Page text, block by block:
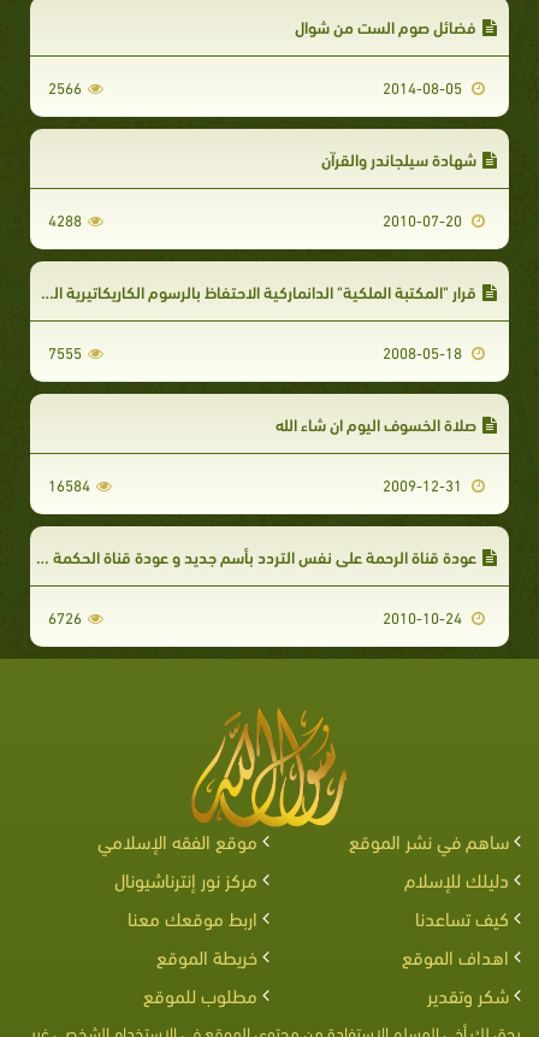
فضائل صوم الست من شوال
2566
شهادة سيلجاندر والقرآن
4288
قرار "المكتبة الملكية" الدانماركية الاحتفاظ بالرسوم الكاريكاتيرية المسيئة
7555
صلاة الخسوف اليوم ان شاء الله
16584
عودة قناة الرحمة على نفس التردد بأسم جديد و عودة قناة الحكمة و وصال
6726
ساهم في نشر الموقع
موقع الفقه الإسلامي
دليلك للإسلام
مركز نور إنترناشيونال
كيف تساعدنا
اربط موقعك معنا
اهداف الموقع
خريطة الموقع
شكر وتقدير
مطلوب للموقع
يحق لك أخى المسلم الإستفادة من محتوى الموقع فى الإستخدام الشخصى غير